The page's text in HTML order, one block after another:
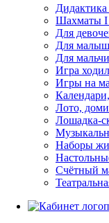
Дидактика
Шахматы
Для
Для
Для
Игра
Игры на
Лото,
Лошадка-
Наборы
Счётный